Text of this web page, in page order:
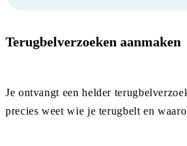
Terugbelverzoeken aanmaken
Je ontvangt een helder
precies weet wie je terugbelt en